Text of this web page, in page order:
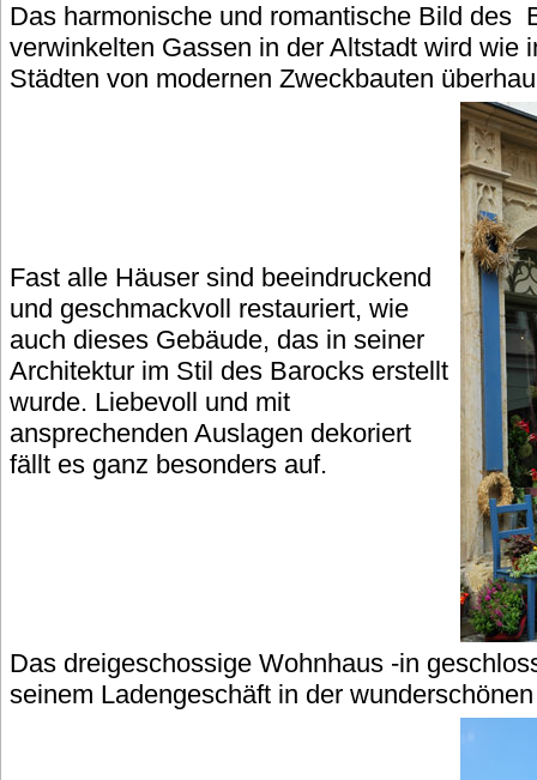
Das harmonische und romantische Bild des
verwinkelten Gassen in der Altstadt wird wie
Städten von modernen Zweckbauten
Fast alle Häuser sind beeindruckend
und geschmackvoll restauriert, wie
auch dieses Gebäude, das in seiner
Architektur im Stil des Barocks erstellt
wurde. Liebevoll und mit
ansprechenden Auslagen dekoriert
fällt es ganz besonders auf.
Das dreigeschossige Wohnhaus -in
seinem Ladengeschäft in der